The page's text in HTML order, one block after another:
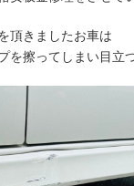
頂きましたお車は
を擦ってしまい目立